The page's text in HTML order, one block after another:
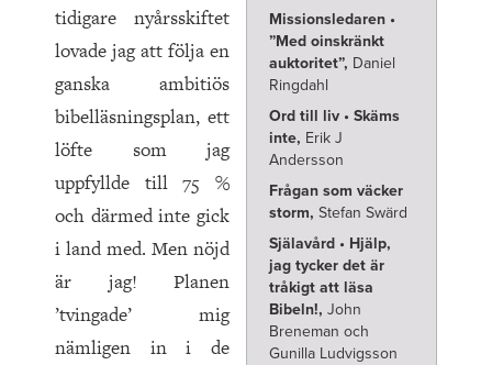
Missionsledaren •
”Med oinskränkt
auktoritet”, Daniel
Ringdahl
Ord till liv • Skäms
inte, Erik J
Andersson
Frågan som väcker
storm, Stefan Swärd
Själavård • Hjälp,
jag tycker det är
tråkigt att läsa
Bibeln!, John
Breneman och
Gunilla Ludvigsson
tidigare nyårsskiftet
lovade jag att följa en
ganska ambitiös
bibelläsningsplan, ett
löfte som jag
uppfyllde till 75 %
och därmed inte gick
i land med. Men nöjd
är jag! Planen
’tvingade’ mig
nämligen in i de